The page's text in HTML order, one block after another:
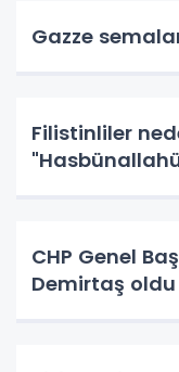
Gazze
Filistinliler
CHP Genel
Demirtaş oldu